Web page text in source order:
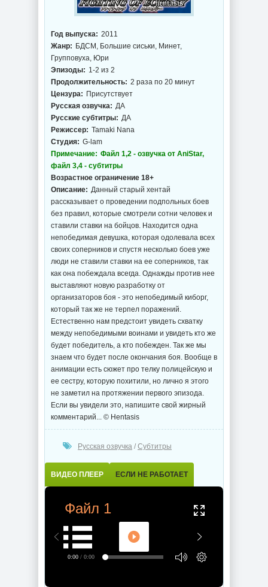
Год выпуска: 2011
Жанр: БДСМ, Большие сиськи, Минет,
Групповуха, Юри
Эпизоды: 1-2 из 2
Продолжительность: 2 раза по 20 минут
Цензура: Присутствует
Русская озвучка: ДА
Русские субтитры: ДА
Режиссер: Tamaki Nana
Студия: G-lam
Примечание: Файл 1,2 - озвучка от AniStar,
файл 3,4 - субтитры
Возрастное ограничение 18+
Описание: Данный старый хентай
рассказывает о проведении подпольных боев
без правил, которые смотрели сотни человек и
ставили ставки на бойцов. Находится одна
непобедимая девушка, которая одолевала всех
своих соперников и спустя несколько боев уже
люди не ставили ставки на ее соперников, так
как она побеждала всегда. Однажды против нее
выставляют новую разработку от
организаторов боя - это непобедимый киборг,
который так же не терпел поражений.
Естественно нам предстоит увидеть схватку
между непобедимыми воинами и увидеть кто же
будет победитель, а кто побежден. Так же мы
знаем что будет после окончания боя. Вообще в
анимации есть сюжет про телку полицейскую и
ее сестру, которую похитили, но лично я этого
не заметил на протяжении первого эпизода.
Если вы увидели это, напишите свой жирный
комментарий... © Hentasis
Русская озвучка / Субтитры
ВИДЕО ПЛЕЕР ЕСЛИ НЕ РАБОТАЕТ
Файл 1
0:00 / 0:00